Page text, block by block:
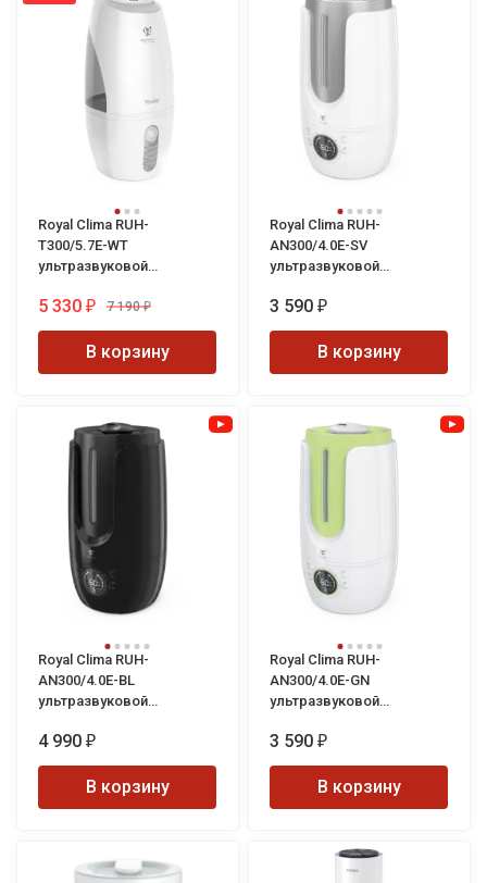
Royal Clima RUH-
T300/5.7E-WT
ультразвуковой
Teano
5 330 ₽ 7 190 ₽
В корзину
Royal Clima RUH-
AN300/4.0E-SV
ультразвуковой
Antica
3 590 ₽
В корзину
Royal Clima RUH-
AN300/4.0E-BL
ультразвуковой
Antica
4 990 ₽
В корзину
Royal Clima RUH-
AN300/4.0E-GN
ультразвуковой
Antica
3 590 ₽
В корзину